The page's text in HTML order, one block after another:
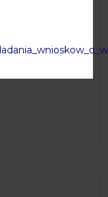
dniu 16 grudnia